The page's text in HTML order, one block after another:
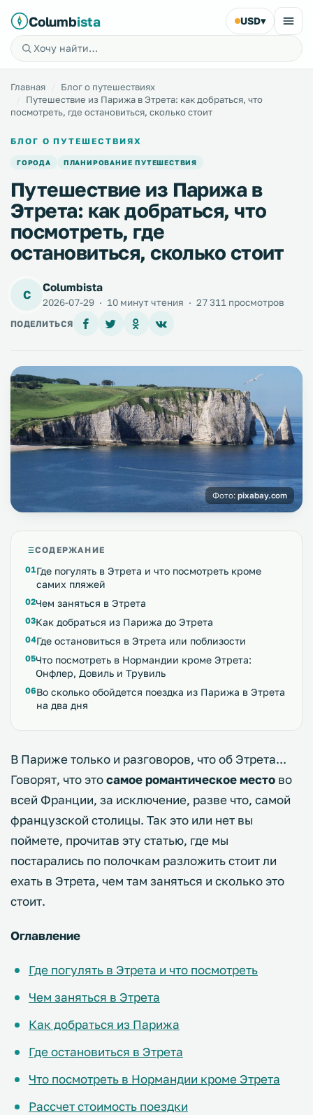
Columbista USD▾
Главная
Блог о путешествиях
Путешествие из Парижа в Этрета: как добраться, что
посмотреть, где остановиться, сколько стоит
БЛОГ О ПУТЕШЕСТВИЯХ
ГОРОДА ПЛАНИРОВАНИЕ ПУТЕШЕСТВИЯ
Путешествие из Парижа в
Этрета: как добраться, что
посмотреть, где
остановиться, сколько стоит
C
Columbista
2026-07-29 · 10 минут чтения · 27 311 просмотров
ПОДЕЛИТЬСЯ
Фото: pixabay.com
СОДЕРЖАНИЕ
Где погулять в Этрета и что посмотреть кроме
самих пляжей
Чем заняться в Этрета
Как добраться из Парижа до Этрета
Где остановиться в Этрета или поблизости
Что посмотреть в Нормандии кроме Этрета:
Онфлер, Довиль и Трувиль
Во сколько обойдется поездка из Парижа в Этрета
на два дня
В Париже только и разговоров, что об Этрета...
Говорят, что этосамое романтическое место во
всей Франции, за исключение, разве что, самой
французской столицы. Так это или нет вы
поймете, прочитав эту статью, где мы
постарались по полочкам разложить стоит ли
ехать в Этрета, чем там заняться и сколько это
стоит.
Оглавление
Где погулять в Этрета и что посмотреть
Чем заняться в Этрета
Как добраться из Парижа
Где остановиться в Этрета
Что посмотреть в Нормандии кроме Этрета
Рассчет стоимость поездки